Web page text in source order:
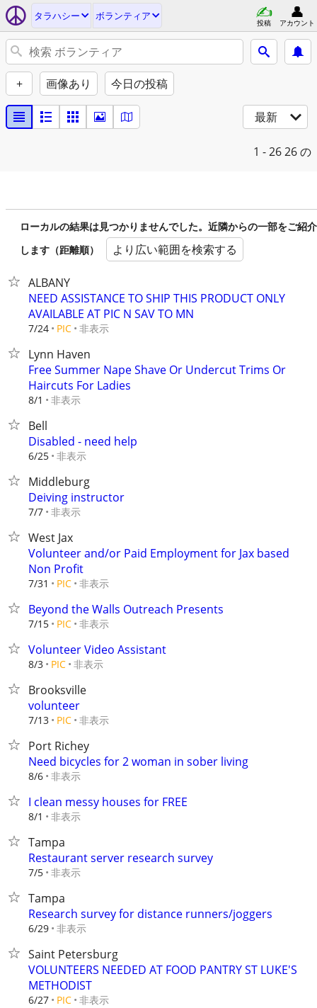
タラハシー ボランティア
投稿 アカウント
+ 画像あり 今日の投稿
最新
1 - 2626 の
ローカルの結果は見つかりませんでした。近隣からの一部をご紹介
します（距離順）
より広い範囲を検索する
ALBANY
NEED ASSISTANCE TO SHIP THIS PRODUCT ONLY
AVAILABLE AT PIC N SAV TO MN
7/24 PIC 非表示
Lynn Haven
Free Summer Nape Shave Or Undercut Trims Or
Haircuts For Ladies
8/1 非表示
Bell
Disabled - need help
6/25 非表示
Middleburg
Deiving instructor
7/7 非表示
West Jax
Volunteer and/or Paid Employment for Jax based
Non Profit
7/31 PIC 非表示
Beyond the Walls Outreach Presents
7/15 PIC 非表示
Volunteer Video Assistant
8/3 PIC 非表示
Brooksville
volunteer
7/13 PIC 非表示
Port Richey
Need bicycles for 2 woman in sober living
8/6 非表示
I clean messy houses for FREE
8/1 非表示
Tampa
Restaurant server research survey
7/5 非表示
Tampa
Research survey for distance runners/joggers
6/29 非表示
Saint Petersburg
VOLUNTEERS NEEDED AT FOOD PANTRY ST LUKE'S
METHODIST
6/27 PIC 非表示